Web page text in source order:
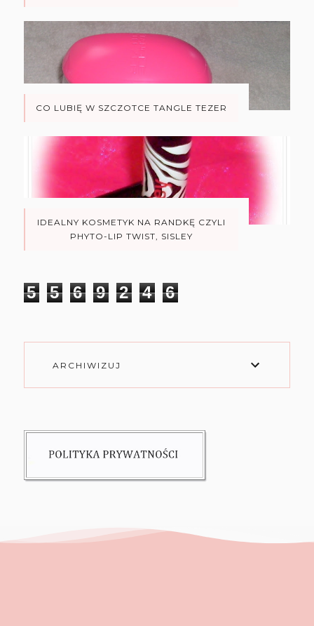
CO LUBIĘ W SZCZOTCE TANGLE TEZER
IDEALNY KOSMETYK NA RANDKĘ CZYLI
PHYTO-LIP TWIST, SISLEY
5 5 6 9 2 4 6
ARCHIWIZUJ